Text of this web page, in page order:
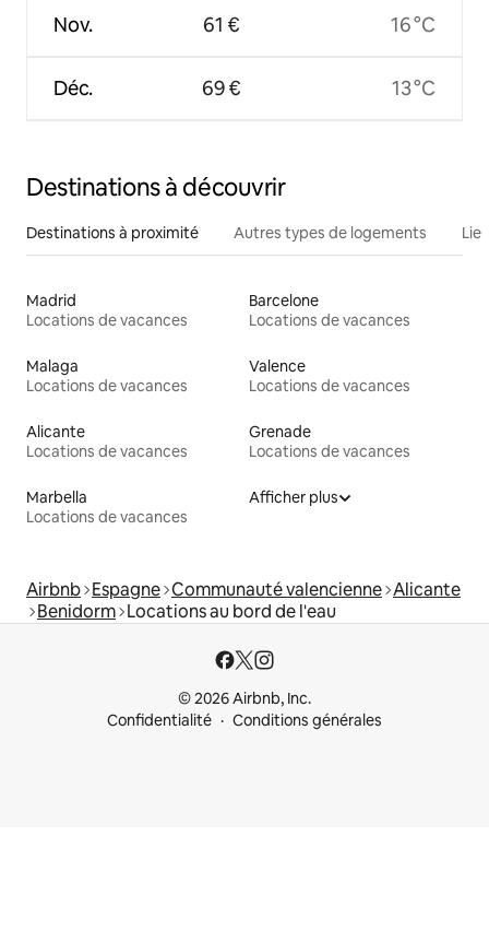
Nov.
Déc.
61 €
69 €
16 °C
13 °C
Destinations à découvrir
Destinations à proximité Autres types de logements
Madrid
Locations de vacances
Barcelone
Locations de vacances
Malaga
Locations de vacances
Valence
Locations de vacances
Alicante
Locations de vacances
Grenade
Locations de vacances
Marbella
Locations de vacances
Afficher plus
Airbnb Espagne Communauté valencienne Alicante
Benidorm Locations au bord de l'eau
© 2026 Airbnb, Inc.
Confidentialité
Conditions générales